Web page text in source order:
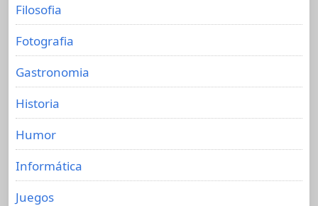
Filosofia
Fotografia
Gastronomia
Historia
Humor
Informática
Juegos